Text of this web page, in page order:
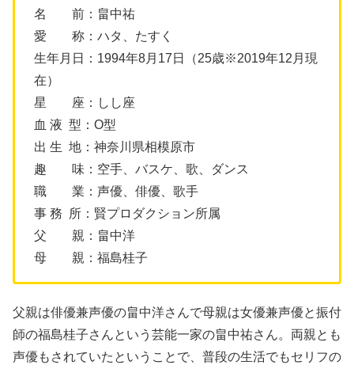
名 前：畠中祐
愛 称：ハタ、たすく
生年月日：1994年8月17日（25歳※2019年12月現
在）
星 座：しし座
血 液 型：O型
出 生 地：神奈川県相模原市
趣 味：空手、バスケ、歌、ダンス
職 業：声優、俳優、歌手
事 務 所：賢プロダクション所属
父 親：畠中洋
母 親：福島桂子
父親は俳優兼声優の畠中洋さんで母親は女優兼声優と振付
師の福島桂子さんという芸能一家の畠中祐さん。両親とも
声優もされていたということで、普段の生活でもセリフの